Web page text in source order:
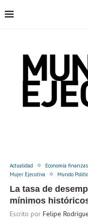
Actualidad Economía finanzas
Mujer Ejecutiva
Mundo
La tasa de
mínimos
Escrito por Felipe